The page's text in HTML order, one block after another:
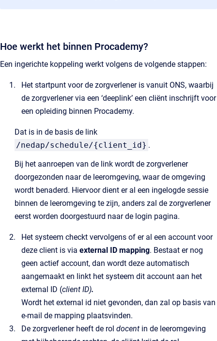
Hoe werkt het binnen Procademy?
Een ingerichte koppeling werkt volgens de volgende stappen:
Het startpunt voor de zorgverlener is vanuit ONS, waarbij
de zorgverlener via een ‘deeplink’ een cliënt inschrijft voor
een opleiding binnen Procademy.
Dat is in de basis de link
/nedap/schedule/{client_id} .
Bij het aanroepen van de link wordt de zorgverlener
doorgezonden naar de leeromgeving, waar de omgeving
wordt benaderd. Hiervoor dient er al een ingelogde sessie
binnen de leeromgeving te zijn, anders zal de zorgverlener
eerst worden doorgestuurd naar de login pagina.
Het systeem checkt vervolgens of er al een account voor
deze client is via external ID mapping. Bestaat er nog
geen actief account, dan wordt deze automatisch
aangemaakt en linkt het systeem dit account aan het
external ID (client ID).
Wordt het external id niet gevonden, dan zal op basis van
e-mail de mapping plaatsvinden.
De zorgverlener heeft de rol docent in de leeromgeving